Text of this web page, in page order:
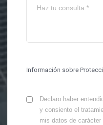
Información sobre
Declaro haber
y consiento el
mis datos de carácter